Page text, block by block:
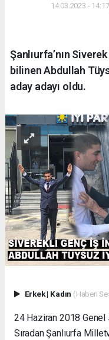
14.03.2023 -
Şanlıurfa’nın
bilinen Abdullah
aday adayı oldu.
Erkek| Kadın (Haberi
24 Haziran 2018 Genel
Sıradan Şanlıurfa